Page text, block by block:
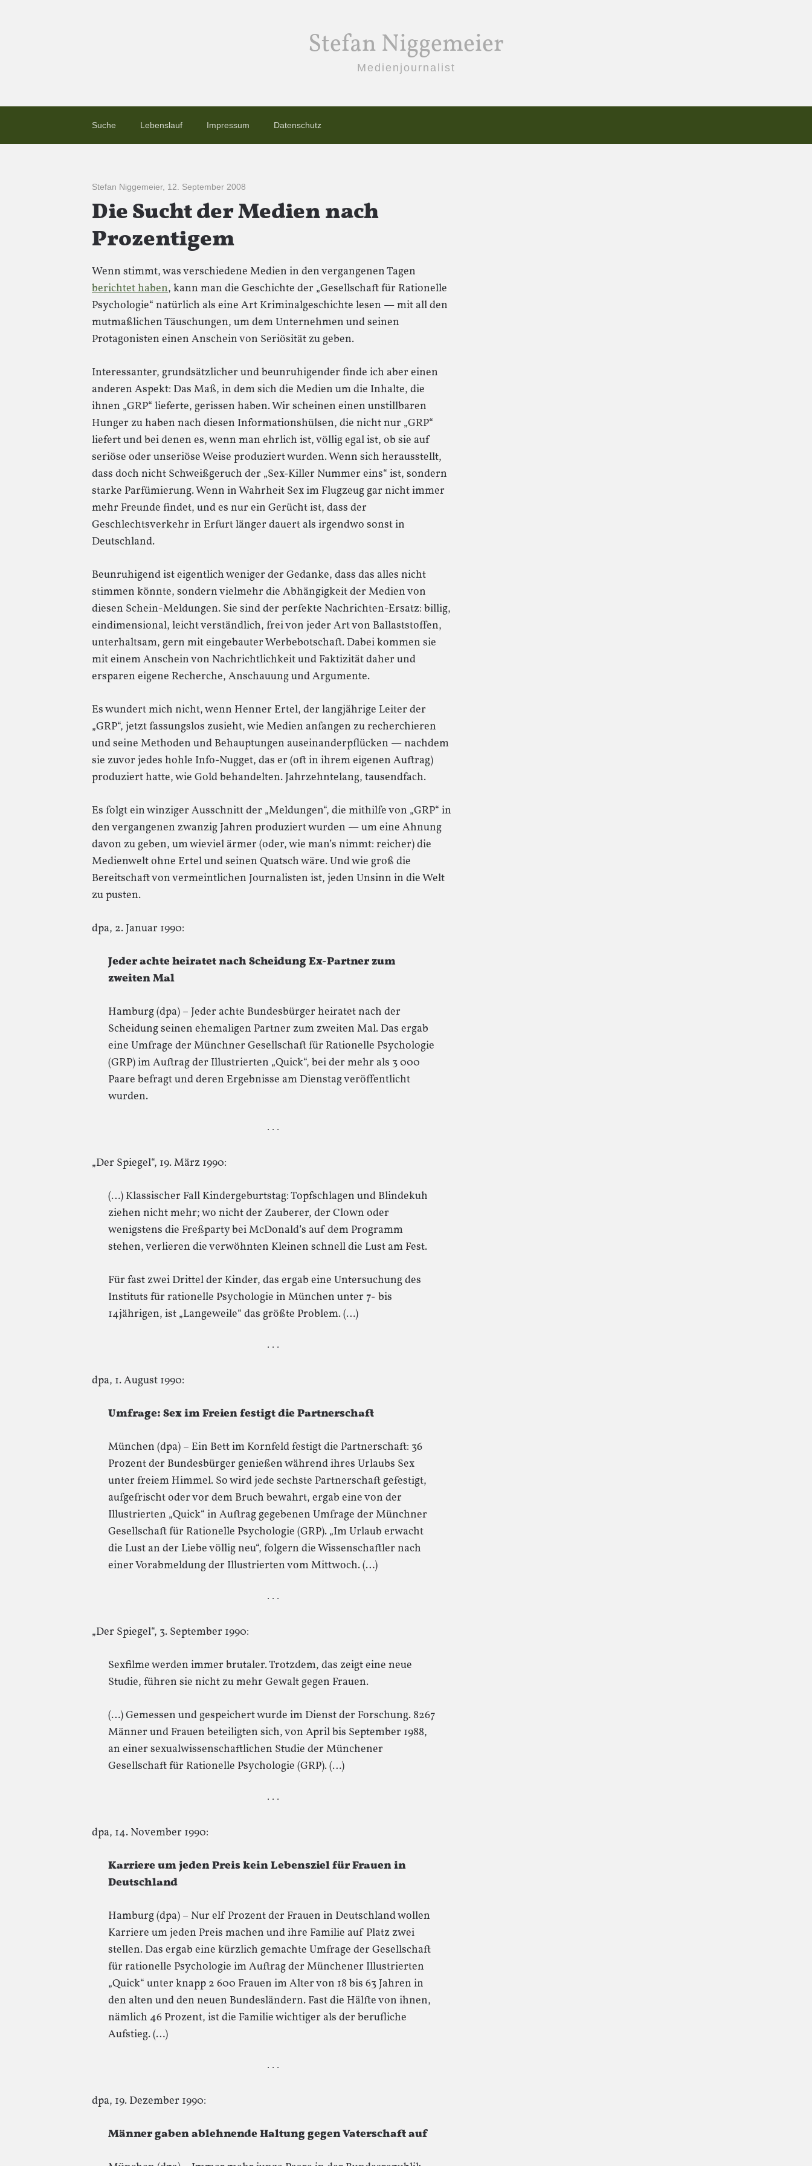
Stefan Niggemeier
Medienjournalist
Suche Lebenslauf Impressum Datenschutz
Stefan Niggemeier, 12. September 2008
Die Sucht der Medien nach
Prozentigem
Wenn stimmt, was verschiedene Medien in den vergangenen Tagen
berichtet haben, kann man die Geschichte der „Gesellschaft für Rationelle
Psychologie“ natürlich als eine Art Kriminalgeschichte lesen — mit all den
mutmaßlichen Täuschungen, um dem Unternehmen und seinen
Protagonisten einen Anschein von Seriösität zu geben.
Interessanter, grundsätzlicher und beunruhigender finde ich aber einen
anderen Aspekt: Das Maß, in dem sich die Medien um die Inhalte, die
ihnen „GRP“ lieferte, gerissen haben. Wir scheinen einen unstillbaren
Hunger zu haben nach diesen Informationshülsen, die nicht nur „GRP“
liefert und bei denen es, wenn man ehrlich ist, völlig egal ist, ob sie auf
seriöse oder unseriöse Weise produziert wurden. Wenn sich herausstellt,
dass doch nicht Schweißgeruch der „Sex-Killer Nummer eins“ ist, sondern
starke Parfümierung. Wenn in Wahrheit Sex im Flugzeug gar nicht immer
mehr Freunde findet, und es nur ein Gerücht ist, dass der
Geschlechtsverkehr in Erfurt länger dauert als irgendwo sonst in
Deutschland.
Beunruhigend ist eigentlich weniger der Gedanke, dass das alles nicht
stimmen könnte, sondern vielmehr die Abhängigkeit der Medien von
diesen Schein-Meldungen. Sie sind der perfekte Nachrichten-Ersatz: billig,
eindimensional, leicht verständlich, frei von jeder Art von Ballaststoffen,
unterhaltsam, gern mit eingebauter Werbebotschaft. Dabei kommen sie
mit einem Anschein von Nachrichtlichkeit und Faktizität daher und
ersparen eigene Recherche, Anschauung und Argumente.
Es wundert mich nicht, wenn Henner Ertel, der langjährige Leiter der
„GRP“, jetzt fassungslos zusieht, wie Medien anfangen zu recherchieren
und seine Methoden und Behauptungen auseinanderpflücken — nachdem
sie zuvor jedes hohle Info-Nugget, das er (oft in ihrem eigenen Auftrag)
produziert hatte, wie Gold behandelten. Jahrzehntelang, tausendfach.
Es folgt ein winziger Ausschnitt der „Meldungen“, die mithilfe von „GRP“ in
den vergangenen zwanzig Jahren produziert wurden — um eine Ahnung
davon zu geben, um wieviel ärmer (oder, wie man’s nimmt: reicher) die
Medienwelt ohne Ertel und seinen Quatsch wäre. Und wie groß die
Bereitschaft von vermeintlichen Journalisten ist, jeden Unsinn in die Welt
zu pusten.
dpa, 2. Januar 1990:
Jeder achte heiratet nach Scheidung Ex-Partner zum
zweiten Mal
Hamburg (dpa) – Jeder achte Bundesbürger heiratet nach der
Scheidung seinen ehemaligen Partner zum zweiten Mal. Das ergab
eine Umfrage der Münchner Gesellschaft für Rationelle Psychologie
(GRP) im Auftrag der Illustrierten „Quick“, bei der mehr als 3 000
Paare befragt und deren Ergebnisse am Dienstag veröffentlicht
wurden.
· · ·
„Der Spiegel“, 19. März 1990:
(…) Klassischer Fall Kindergeburtstag: Topfschlagen und Blindekuh
ziehen nicht mehr; wo nicht der Zauberer, der Clown oder
wenigstens die Freßparty bei McDonald’s auf dem Programm
stehen, verlieren die verwöhnten Kleinen schnell die Lust am Fest.
Für fast zwei Drittel der Kinder, das ergab eine Untersuchung des
Instituts für rationelle Psychologie in München unter 7- bis
14jährigen, ist „Langeweile“ das größte Problem. (…)
· · ·
dpa, 1. August 1990:
Umfrage: Sex im Freien festigt die Partnerschaft
München (dpa) – Ein Bett im Kornfeld festigt die Partnerschaft: 36
Prozent der Bundesbürger genießen während ihres Urlaubs Sex
unter freiem Himmel. So wird jede sechste Partnerschaft gefestigt,
aufgefrischt oder vor dem Bruch bewahrt, ergab eine von der
Illustrierten „Quick“ in Auftrag gegebenen Umfrage der Münchner
Gesellschaft für Rationelle Psychologie (GRP). „Im Urlaub erwacht
die Lust an der Liebe völlig neu“, folgern die Wissenschaftler nach
einer Vorabmeldung der Illustrierten vom Mittwoch. (…)
· · ·
„Der Spiegel“, 3. September 1990:
Sexfilme werden immer brutaler. Trotzdem, das zeigt eine neue
Studie, führen sie nicht zu mehr Gewalt gegen Frauen.
(…) Gemessen und gespeichert wurde im Dienst der Forschung. 8267
Männer und Frauen beteiligten sich, von April bis September 1988,
an einer sexualwissenschaftlichen Studie der Münchener
Gesellschaft für Rationelle Psychologie (GRP). (…)
· · ·
dpa, 14. November 1990:
Karriere um jeden Preis kein Lebensziel für Frauen in
Deutschland
Hamburg (dpa) – Nur elf Prozent der Frauen in Deutschland wollen
Karriere um jeden Preis machen und ihre Familie auf Platz zwei
stellen. Das ergab eine kürzlich gemachte Umfrage der Gesellschaft
für rationelle Psychologie im Auftrag der Münchener Illustrierten
„Quick“ unter knapp 2 600 Frauen im Alter von 18 bis 63 Jahren in
den alten und den neuen Bundesländern. Fast die Hälfte von ihnen,
nämlich 46 Prozent, ist die Familie wichtiger als der berufliche
Aufstieg. (…)
· · ·
dpa, 19. Dezember 1990:
Männer gaben ablehnende Haltung gegen Vaterschaft auf